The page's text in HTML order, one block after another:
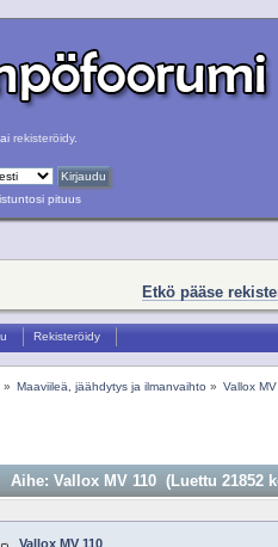
rekisteröidy.
pituus
Etkö pääse
Rekisteröidy
» Maaviileä, jäähdytys ja ilmanvaihto » Vallox
Aihe: Vallox MV 110 (Luettu 21852
Vallox MV 110